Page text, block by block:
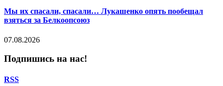
Мы их спасали, спасали… Лукашенко опять пообещал
взяться за Белкоопсоюз
07.08.2026
Подпишись на нас!
RSS